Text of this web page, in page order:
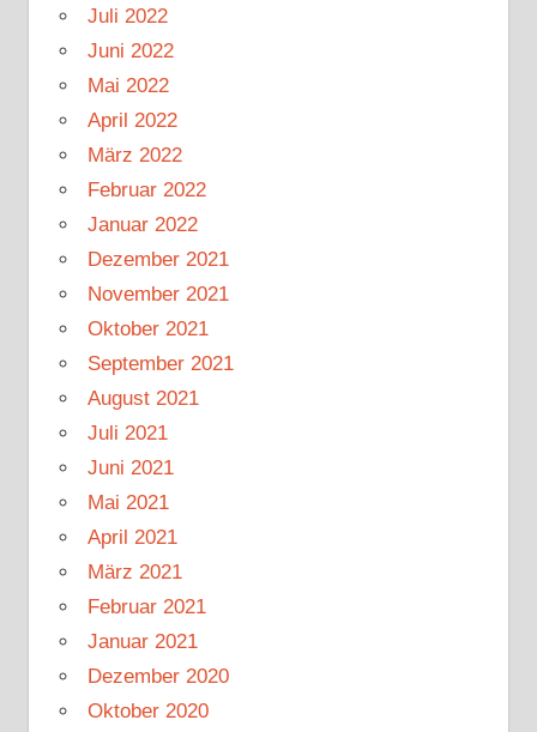
Juli 2022
Juni 2022
Mai 2022
April 2022
März 2022
Februar 2022
Januar 2022
Dezember 2021
November 2021
Oktober 2021
September 2021
August 2021
Juli 2021
Juni 2021
Mai 2021
April 2021
März 2021
Februar 2021
Januar 2021
Dezember 2020
Oktober 2020